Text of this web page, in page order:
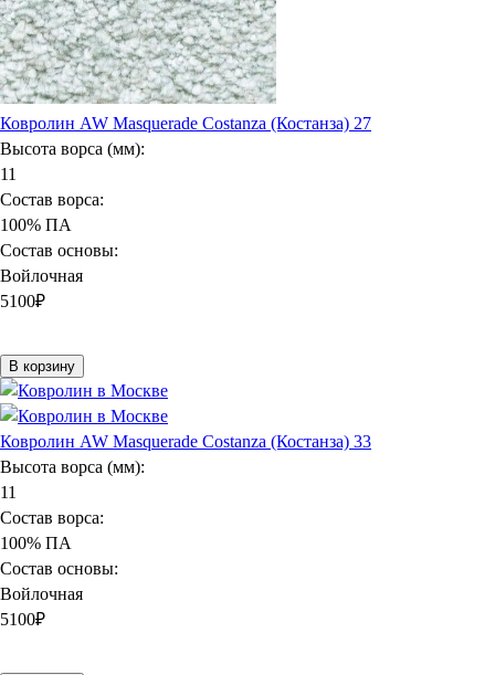
Ковролин AW Masquerade Costanza (Костанза) 27
Высота ворса (мм):
11
Состав ворса:
100% ПА
Состав основы:
Войлочная
5100₽
В корзину
Ковролин AW Masquerade Costanza (Костанза) 33
Высота ворса (мм):
11
Состав ворса:
100% ПА
Состав основы:
Войлочная
5100₽